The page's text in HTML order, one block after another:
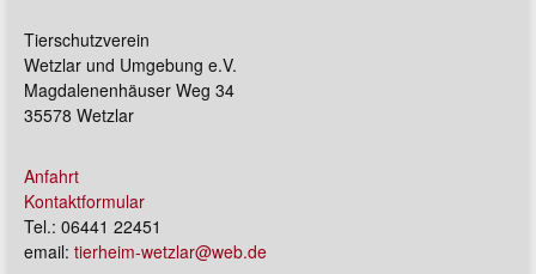
Tierschutzverein
Wetzlar und Umgebung e.V.
Magdalenenhäuser Weg 34
35578 Wetzlar
Anfahrt
Kontaktformular
Tel.: 06441 22451
email: tierheim-wetzlar@web.de